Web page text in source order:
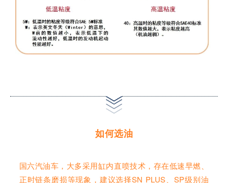
如何选油
国六汽油车，大多采用缸内直喷技术，存在低速早燃、
正时链条磨损等现象，建议选择SN PLUS、SP级别油